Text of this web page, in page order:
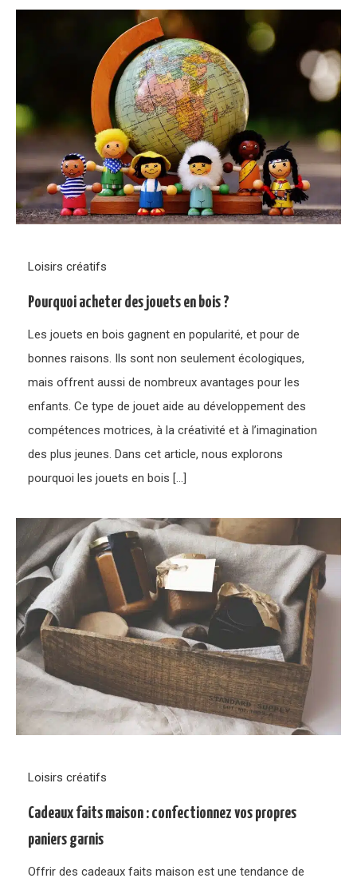
Loisirs créatifs
Pourquoi acheter des jouets en bois ?
Les jouets en bois gagnent en popularité, et pour de
bonnes raisons. Ils sont non seulement écologiques,
mais offrent aussi de nombreux avantages pour les
enfants. Ce type de jouet aide au développement des
compétences motrices, à la créativité et à l’imagination
des plus jeunes. Dans cet article, nous explorons
pourquoi les jouets en bois […]
Loisirs créatifs
Cadeaux faits maison : confectionnez vos propres
paniers garnis
Offrir des cadeaux faits maison est une tendance de